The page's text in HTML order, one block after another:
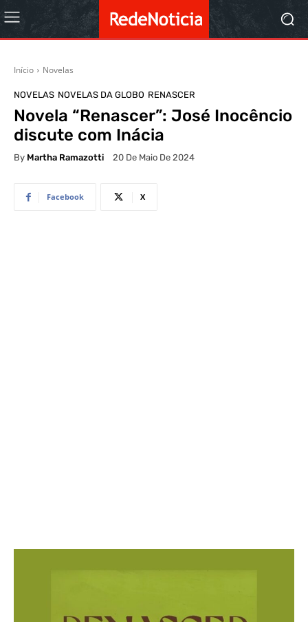
Início Novelas
NOVELAS NOVELAS DA GLOBO RENASCER
Novela “Renascer”: José Inocêncio
discute com Inácia
By Martha Ramazotti 20 De Maio De 2024
Facebook X